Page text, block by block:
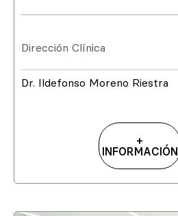
Dirección Clínica
Dr. Ildefonso Moreno Riestra
+
INFORMACIÓN